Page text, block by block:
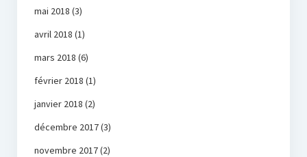
mai 2018 (3)
avril 2018 (1)
mars 2018 (6)
février 2018 (1)
janvier 2018 (2)
décembre 2017(3)
novembre 2017(2)